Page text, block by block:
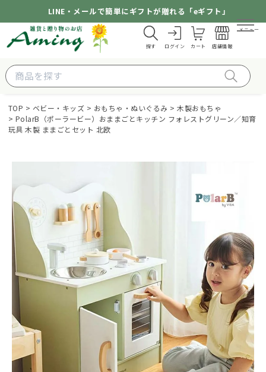
LINE・メールで簡単にギフトが贈れる「eギフト」
探す ログイン カート 店舗情報
メニュー
TOP ベビー・キッズ おもちゃ・ぬいぐるみ
木製おもちゃ
PolarB（ポーラービー）おままごとキッチン フォレストグリーン／知育
玩具 木製 ままごとセット 北欧